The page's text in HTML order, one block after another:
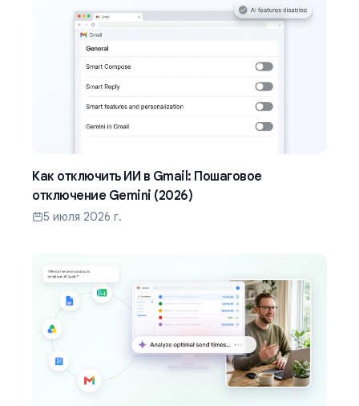
Как отключить ИИ в Gmail: Пошаговое
отключение Gemini (2026)
5 июля 2026 г.